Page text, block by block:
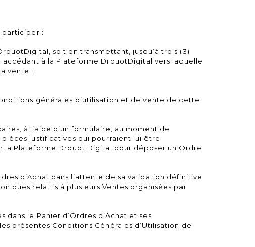
participer :
soit en transmettant, jusqu’à trois (3)
accédant à la Plateforme DrouotDigital vers laquelle
vente ;
générales d’utilisation et de vente de cette
à l’aide d’un formulaire, au moment de
justificatives qui pourraient lui être
la Plateforme Drouot Digital pour déposer un Ordre
d’Achat dans l’attente de sa validation définitive
relatifs à plusieurs Ventes organisées par
le Panier d’Ordres d’Achat et ses
présentes Conditions Générales d’Utilisation de